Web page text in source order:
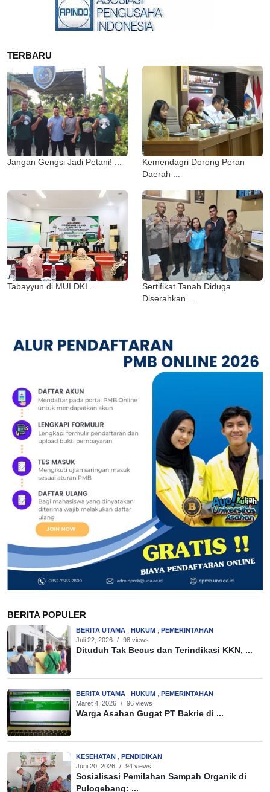
TERBARU
Jangan Gengsi Jadi Petani! ...
Kemendagri Dorong Peran
Daerah ...
Tabayyun di MUI DKI ...
Sertifikat Tanah Diduga
Diserahkan ...
BERITA POPULER
BERITA UTAMA , HUKUM , PEMERINTAHAN
Juli 22, 2026 / 98 views
Dituduh Tak Becus dan Terindikasi KKN, ...
BERITA UTAMA HUKUM
PEMERINTAHAN
Maret 4, 2026 / 96 views
Warga Asahan Gugat PT Bakrie di ...
KESEHATAN , PENDIDIKAN
Juni 20, 2026 / 94 views
Sosialisasi Pemilahan Sampah Organik di
Pulogebang: ...